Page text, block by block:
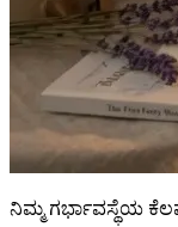
ನಿಮ್ಮ ಗರ್ಭಾವಸ್ಥೆಯ